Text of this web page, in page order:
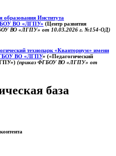
образования Института
ВО «ЛГПУ» (Центр развития
ВО «ЛГПУ» от 10.03.2026 г. №154-ОД)
технопарк «Кванториум» имени
ВО «ЛГПУ» («Педагогический
(приказ ФГБОУ ВО «ЛГПУ» от
база